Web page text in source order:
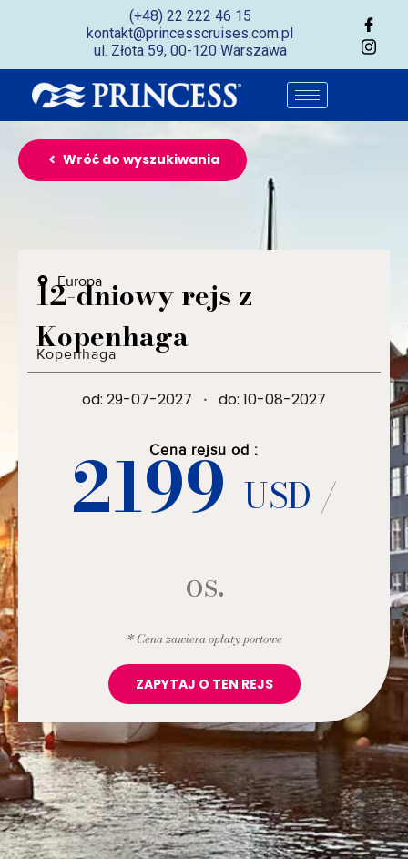
(+48) 22 222 46 15
kontakt@princesscruises.com.pl
ul. Złota 59, 00-120 Warszawa
Wróć do wyszukiwania
Europa
12-dniowy rejs z
Kopenhaga
Kopenhaga
od: 29-07-2027 · do: 10-08-2027
Cena rejsu od :
2199USD /
os.
* Cena zawiera opłaty portowe
ZAPYTAJ O TEN REJS